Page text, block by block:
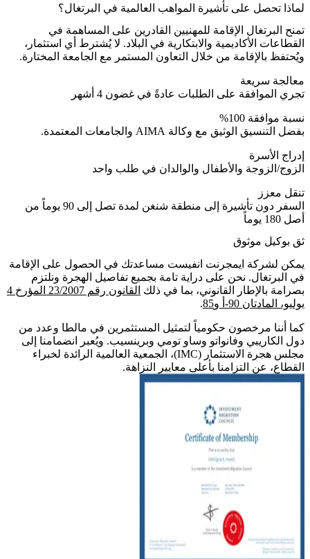
لماذا تحصل على تأشيرة المواهب العالمية في البرتغال؟
تمنح البرتغال الإقامة للمهنيين القادرين على المساهمة في
القطاعات الأكاديمية والابتكارية في البلاد. لا يُشترط أي استثمار،
ويُحتفظ بالإقامة من خلال التعاون المستمر مع الجامعة المختارة.
معالجة سريعة
تجري الموافقة على الطلبات عادةً في غضون 4 أشهر
نسبة موافقة 100%
بفضل التنسيق الوثيق مع وكالة AIMA والجامعات المعتمدة.
إدراج الأسرة
الزوج/الزوجة والأطفال والوالدان في طلب واحد
تنقل معزز
السفر دون تأشيرة إلى منطقة شنغن لمدة تصل إلى 90 يوماً من
أصل 180 يوماً
ثق بوكيل موثوق
يمكن لشركة ايمجرنت انفيست مساعدتك في الحصول على الإقامة
في البرتغال. نحن على دراية تامة بجميع تفاصيل الهجرة ونلتزم
بصرامة بالإطار القانوني، بما في ذلك
القانون رقم 23/2007 المؤرخ 4
يوليو، المادتان 90-أ و85
.
كما أننا مرخصون حكومياً لتمثيل المستثمرين في مالطا وعدد من
دول الكاريبي وفانواتو وساو تومي وبرينسيب. ويُعبر انضمامنا إلى
مجلس هجرة الاستثمار (IMC)، الجمعية العالمية الرائدة لخبراء
القطاع، عن التزامنا بأعلى معايير النزاهة.